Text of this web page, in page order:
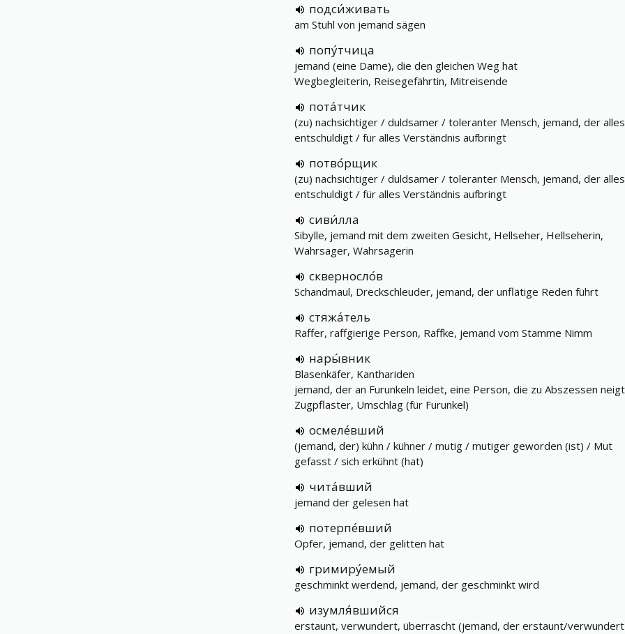
подси́живать
am Stuhl von jemand sägen
попу́тчица
jemand (eine Dame), die den gleichen Weg hat
Wegbegleiterin, Reisegefährtin, Mitreisende
пота́тчик
(zu) nachsichtiger / duldsamer / toleranter Mensch, jemand, der alles
entschuldigt / für alles Verständnis aufbringt
потво́рщик
(zu) nachsichtiger / duldsamer / toleranter Mensch, jemand, der alles
entschuldigt / für alles Verständnis aufbringt
сиви́лла
Sibylle, jemand mit dem zweiten Gesicht, Hellseher, Hellseherin,
Wahrsager, Wahrsagerin
скверносло́в
Schandmaul, Dreckschleuder, jemand, der unflätige Reden führt
стяжа́тель
Raffer, raffgierige Person, Raffke, jemand vom Stamme Nimm
нары́вник
Blasenkäfer, Kanthariden
jemand, der an Furunkeln leidet, eine Person, die zu Abszessen neigt
Zugpflaster, Umschlag (für Furunkel)
осмеле́вший
(jemand, der) kühn / kühner / mutig / mutiger geworden (ist) / Mut
gefasst / sich erkühnt (hat)
чита́вший
jemand der gelesen hat
потерпе́вший
Opfer, jemand, der gelitten hat
гримиру́емый
geschminkt werdend, jemand, der geschminkt wird
изумля́вшийся
erstaunt, verwundert, überrascht (jemand, der erstaunt/verwundert